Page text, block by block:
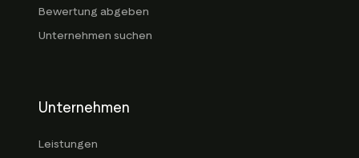
Bewertung abgeben
Unternehmen suchen
Unternehmen
Leistungen